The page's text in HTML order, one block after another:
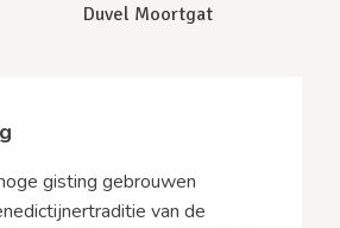
Duvel Moortgat
gisting gebrouwen
van de